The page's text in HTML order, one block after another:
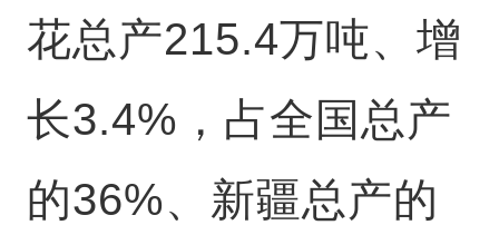
花总产215.4万吨、增
长3.4%，占全国总产
的36%、新疆总产的